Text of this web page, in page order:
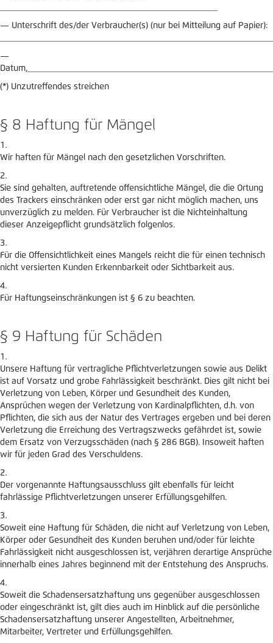
— Unterschrift des/der Verbraucher(s) (nur bei Mitteilung auf Papier):
—
(*) Unzutreffendes streichen
§ 8 Haftung für Mängel
Wir haften für Mängel nach den gesetzlichen Vorschriften.
Sie sind gehalten, auftretende offensichtliche Mängel, die die Ortung
des Trackers einschränken oder erst gar nicht möglich machen, uns
unverzüglich zu melden. Für Verbraucher ist die Nichteinhaltung
dieser Anzeigepflicht grundsätzlich folgenlos.
Für die Offensichtlichkeit eines Mangels reicht die für einen technisch
nicht versierten Kunden Erkennbarkeit oder Sichtbarkeit aus.
Für Haftungseinschränkungen ist § 6 zu beachten.
§ 9 Haftung für Schäden
Unsere Haftung für vertragliche Pflichtverletzungen sowie aus Delikt
ist auf Vorsatz und grobe Fahrlässigkeit beschränkt. Dies gilt nicht bei
Verletzung von Leben, Körper und Gesundheit des Kunden,
Ansprüchen wegen der Verletzung von Kardinalpflichten, d.h. von
Pflichten, die sich aus der Natur des Vertrages ergeben und bei deren
Verletzung die Erreichung des Vertragszwecks gefährdet ist, sowie
dem Ersatz von Verzugsschäden (nach § 286 BGB). Insoweit haften
wir für jeden Grad des Verschuldens.
Der vorgenannte Haftungsausschluss gilt ebenfalls für leicht
fahrlässige Pflichtverletzungen unserer Erfüllungsgehilfen.
Soweit eine Haftung für Schäden, die nicht auf Verletzung von Leben,
Körper oder Gesundheit des Kunden beruhen und/oder für leichte
Fahrlässigkeit nicht ausgeschlossen ist, verjähren derartige Ansprüche
innerhalb eines Jahres beginnend mit der Entstehung des Anspruchs.
Soweit die Schadensersatzhaftung uns gegenüber ausgeschlossen
oder eingeschränkt ist, gilt dies auch im Hinblick auf die persönliche
Schadensersatzhaftung unserer Angestellten, Arbeitnehmer,
Mitarbeiter, Vertreter und Erfüllungsgehilfen.